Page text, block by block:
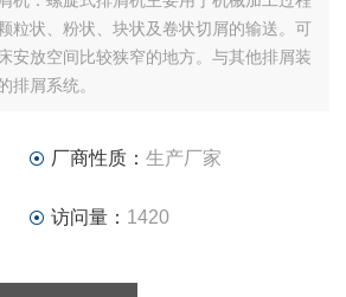
粒状、粉状、块状及卷状切屑的输送。可
安放空间比较狭窄的地方。与其他排屑装
排屑系统。
厂商性质： 生产厂家
访问量： 1420